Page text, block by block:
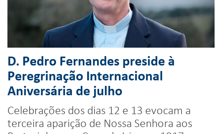
D. Pedro Fernandes preside à
Peregrinação Internacional
Aniversária de julho
Celebrações dos dias 12 e 13 evocam a
terceira aparição de Nossa Senhora aos